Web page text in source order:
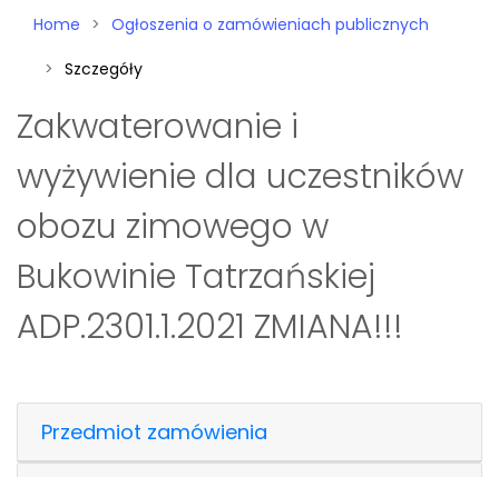
Home
Ogłoszenia o zamówieniach publicznych
Szczegóły
Zakwaterowanie i
wyżywienie dla uczestników
obozu zimowego w
Bukowinie Tatrzańskiej
ADP.2301.1.2021 ZMIANA!!!
Przedmiot zamówienia